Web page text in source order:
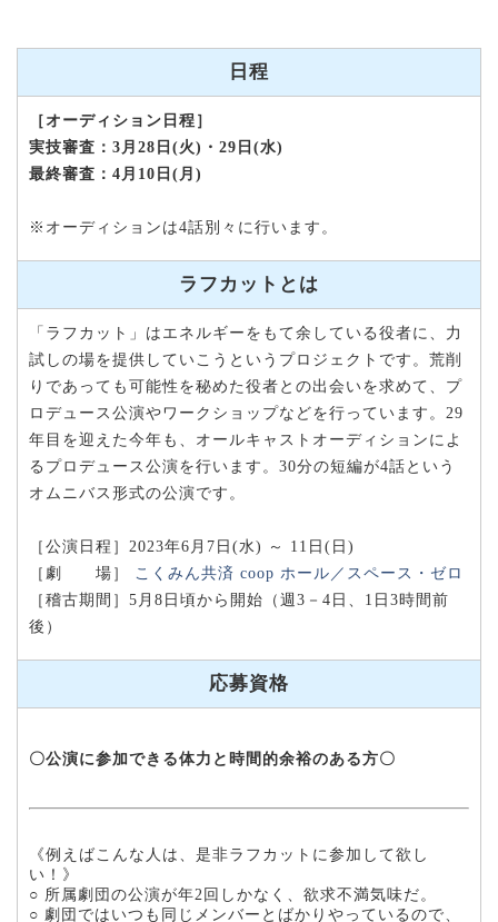
日程
［オーディション日程］
実技審査：3月28日(火)・29日(水)
最終審査：4月10日(月)
※オーディションは4話別々に行います。
ラフカットとは
「ラフカット」はエネルギーをもて余している役者に、力
試しの場を提供していこうというプロジェクトです。荒削
りであっても可能性を秘めた役者との出会いを求めて、プ
ロデュース公演やワークショップなどを行っています。29
年目を迎えた今年も、オールキャストオーディションによ
るプロデュース公演を行います。30分の短編が4話という
オムニバス形式の公演です。
［公演日程］2023年6月7日(水) ～ 11日(日)
［劇 場］ こくみん共済 coop ホール／スペース・ゼロ
［稽古期間］5月8日頃から開始（週3－4日、1日3時間前
後）
応募資格
〇公演に参加できる体力と時間的余裕のある方〇
《例えばこんな人は、是非ラフカットに参加して欲し
い！》
○ 所属劇団の公演が年2回しかなく、欲求不満気味だ。
○ 劇団ではいつも同じメンバーとばかりやっているので、